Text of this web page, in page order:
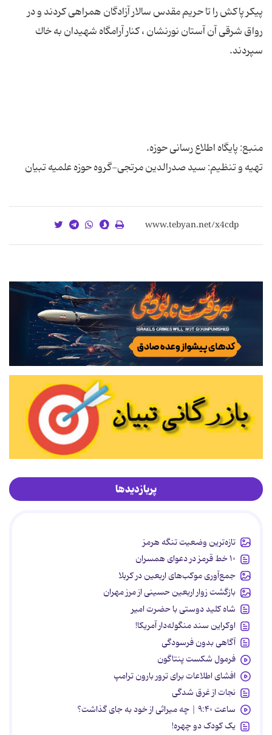
پیكر پاكش را تا حریم مقدس سالار آزادگان همراهی كردند و در
رواق شرقی آن آستان نورنشان ، كنار آرامگاه شهیدان به خاك
تهیه و تنظیم: سید صدرالدین مرتجی-گروه حوزه علمیه تبیان
پربازدیدها
تازه‌ترین وضعیت تنگه هرمز
۱۰ خط قرمز در دعوای همسران
جمع‌آوری موکب‌های اربعین در کربلا
بازگشت زوار اربعین حسینی از مرز مهران
شاه کلید دوستی با حضرت امیر
اوکراین سند منگوله‌دار آمریکا!
آگاهی بدون فرسودگی
فرمول شکست پنتاگون
افشای اطلاعات برای ترور بارون ترامپ
نجات از غرق شدگی
ساعت ۹:۴۰ | چه میراثی از خود به جای گذاشت؟
یک کودک دو چهره!